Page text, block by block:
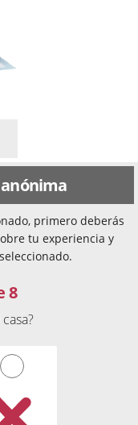
primero deberás
tu experiencia y
8